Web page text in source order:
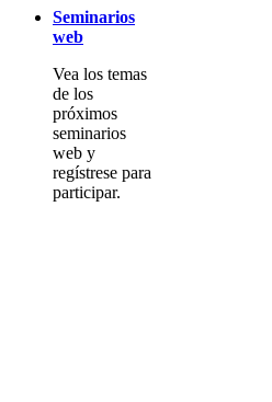
Seminarios
web
Vea los temas
de los
próximos
seminarios
web y
regístrese para
participar.